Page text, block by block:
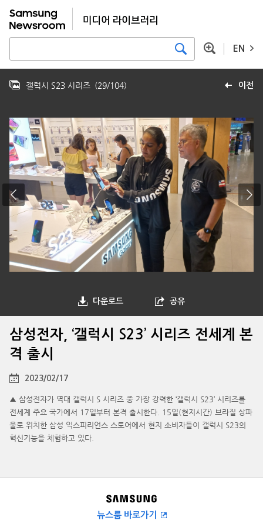
EN
이전
갤럭시 S23 시리즈 (29/104)
다운로드 공유
삼성전자, ‘갤럭시 S23’ 시리즈 전세계 본
격 출시
2023/02/17
▲ 삼성전자가 역대 갤럭시 S 시리즈 중 가장 강력한 ‘갤럭시 S23’ 시리즈를
전세계 주요 국가에서 17일부터 본격 출시한다. 15일(현지시간) 브라질 상파
울로 위치한 삼성 익스피리언스 스토어에서 현지 소비자들이 갤럭시 S23의
혁신기능을 체험하고 있다.
뉴스룸 바로가기